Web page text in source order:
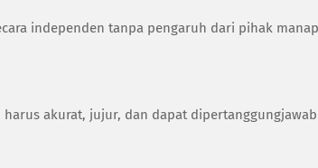
independen tanpa pengaruh dari pihak
akurat, jujur, dan dapat